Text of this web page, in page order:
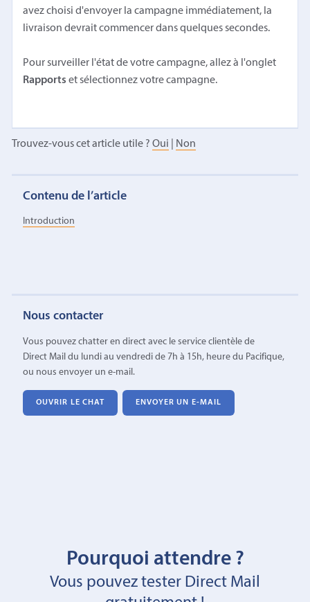
avez choisi d'envoyer la campagne immédiatement, la
livraison devrait commencer dans quelques secondes.
Pour surveiller l'état de votre campagne, allez à l'onglet
Rapports et sélectionnez votre campagne.
Trouvez-vous cet article utile ? Oui Non
Contenu de l’article
Introduction
Nous contacter
Vous pouvez chatter en direct avec le service clientèle de
Direct Mail du lundi au vendredi de 7h à 15h, heure du Pacifique,
ou nous envoyer un e-mail.
OUVRIR LE CHAT ENVOYER UN E-MAIL
Pourquoi attendre ?
Vous pouvez tester Direct Mail